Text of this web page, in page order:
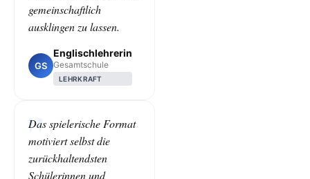
gemeinschaftlich
ausklingen zu lassen.
GS
Englischlehrerin
Gesamtschule
LEHRKRAFT
Das spielerische Format
motiviert selbst die
zurückhaltendsten
Schülerinnen und